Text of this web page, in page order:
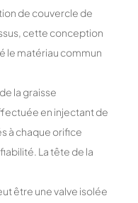
de couvercle de
cette conception
le matériau commun
la graisse
en injectant de
à chaque orifice
La tête de la
être une valve isolée